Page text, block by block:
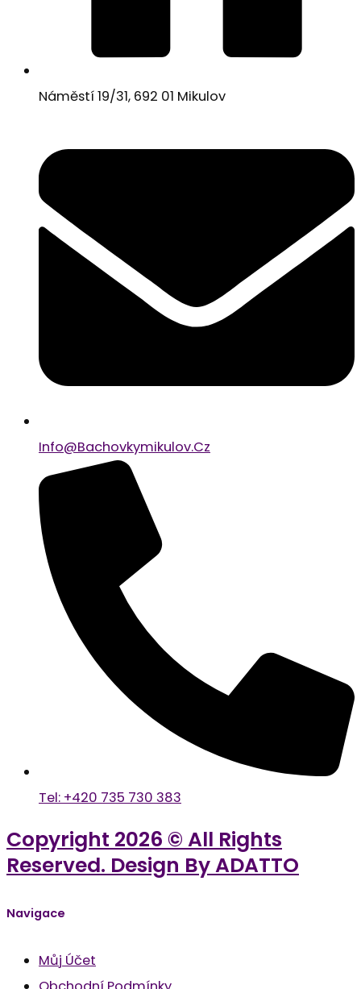
Náměstí 19/31, 692 01 Mikulov
Info@bachovkymikulov.cz
Tel: +420 735 730 383
Copyright 2026 © All Rights
Reserved. Design By ADATTO
Navigace
Můj Účet